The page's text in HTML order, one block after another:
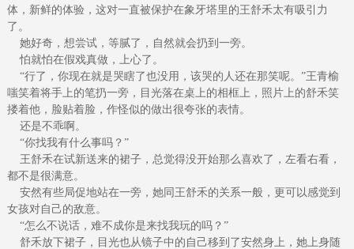
体，新鲜的体验，这对一直被保护在象牙塔里的王舒禾太有吸引力
了。
她好奇，想尝试，等腻了，自然就会扔到一旁。
怕就怕在假戏真做，上心了。
“行了，你现在就是哭瞎了也没用，该哭的人还在那笑呢。”王青榆
嗤笑着将手上的笔扔一旁，目光落在桌上的相框上，照片上的舒禾笑
搂着他，脸贴着脸，作怪似的做出很夸张的表情。
还是不乖啊。
“你找我有什么事吗？”
王舒禾在试新送来的裙子，总觉得没开始那么喜欢了，左看右看，
都不是很满意。
安然有些局促地站在一旁，她同王舒禾的关系一般，更可以感觉到
女孩对自己的敌意。
“怎么不说话，难不成你是来找我玩的吗？”
舒禾放下裙子，目光也从镜子中的自己移到了安然身上，她上身随